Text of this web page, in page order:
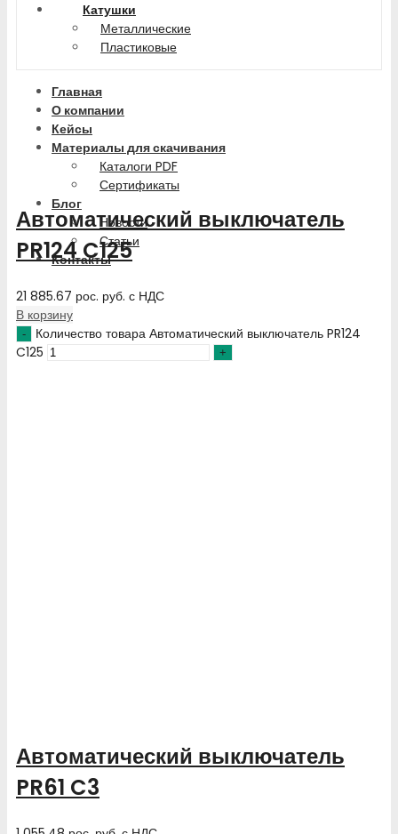
Катушки
Металлические
Пластиковые
Главная
О компании
Кейсы
Материалы для скачивания
Каталоги PDF
Сертификаты
Блог
Новости
Статьи
Контакты
Автоматический выключатель
PR124 C125
21 885.67 рос. руб. с НДС
В корзину
Количество товара Автоматический выключатель PR124
C125
Автоматический выключатель
PR61 C3